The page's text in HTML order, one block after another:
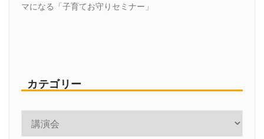
マになる「子育てお守りセミナー」
カテゴリー